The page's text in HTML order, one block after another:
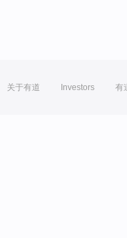
关于有道 Investors 有